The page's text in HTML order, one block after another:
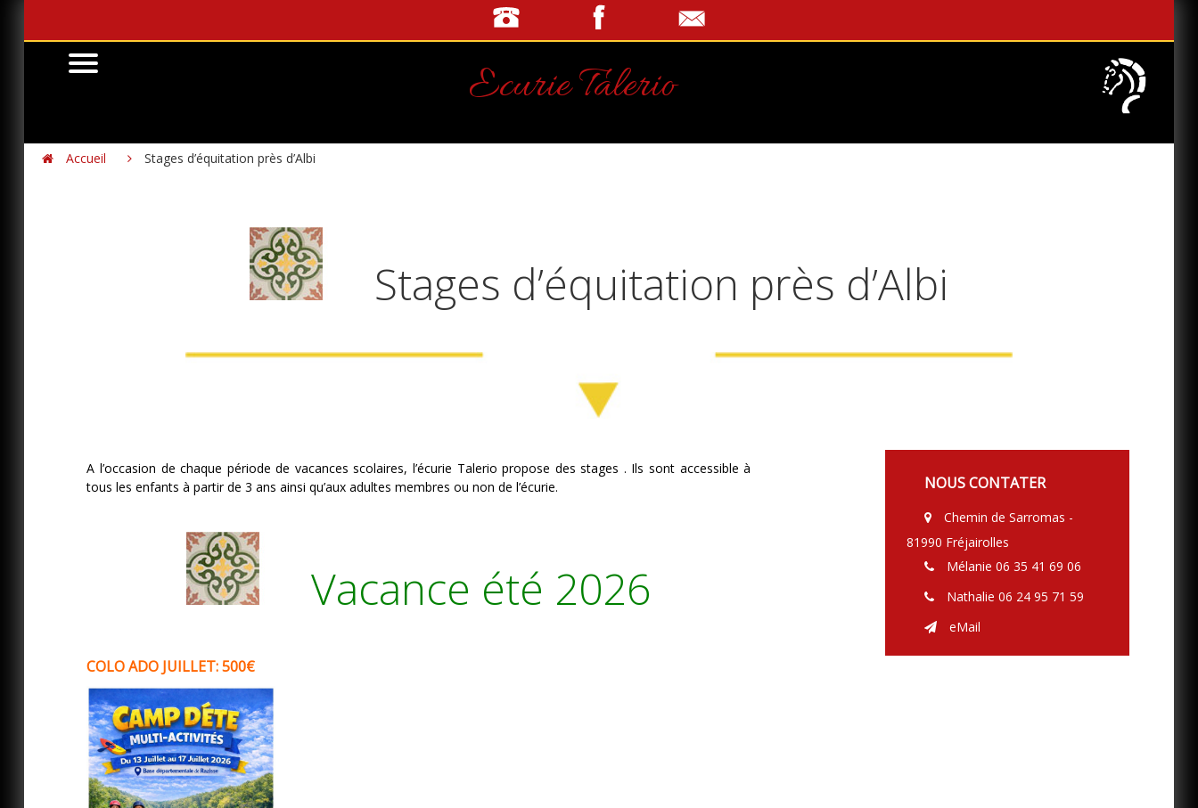
Ecurie Talerio
 Accueil  Stages d’équitation près d’Albi
Stages d’équitation près d’Albi
A l’occasion de chaque période de vacances scolaires, l’écurie Talerio propose des stages . Ils sont accessible à
tous les enfants à partir de 3 ans ainsi qu’aux adultes membres ou non de l’écurie.
Vacance été 2026
COLO ADO JUILLET: 500€
NOUS CONTATER

Chemin de Sarromas -
81990 Fréjairolles
 Mélanie 06 35 41 69 06
 Nathalie 06 24 95 71 59
 eMail